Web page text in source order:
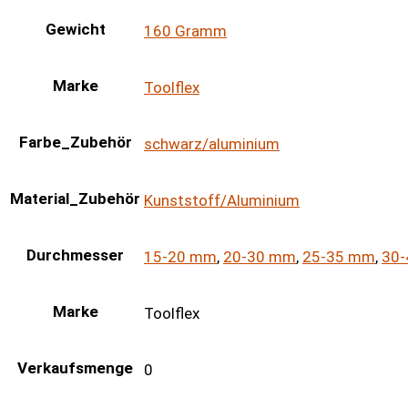
Gewicht 160 Gramm
Marke Toolflex
Farbe_Zubehör schwarz/aluminium
Material_Zubehör Kunststoff/Aluminium
Durchmesser 15-20 mm, 20-30 mm, 25-35 mm,
Marke Toolflex
Verkaufsmenge 0